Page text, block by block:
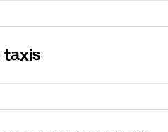
taxis